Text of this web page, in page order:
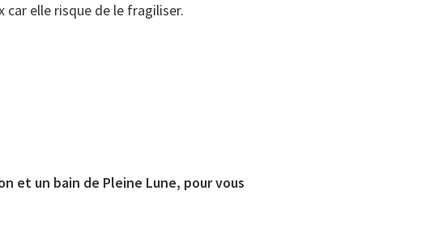
car elle risque de le fragiliser.
et un bain de Pleine Lune, pour vous